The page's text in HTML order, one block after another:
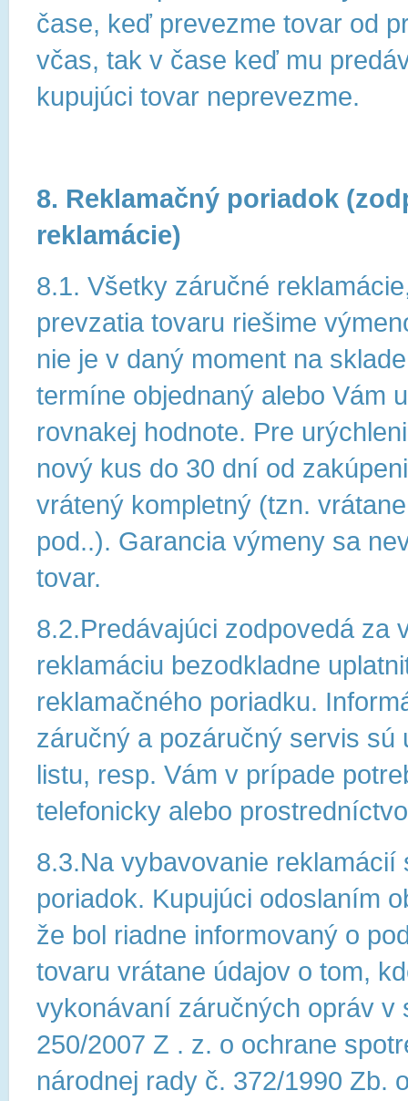
čase, keď prevezme tovar od
včas, tak v čase keď mu
kupujúci tovar neprevezme.
8. Reklamačný poriadok
reklamácie)
8.1. Všetky záručné
prevzatia tovaru riešime
nie je v daný moment na
termíne objednaný alebo Vám
rovnakej hodnote. Pre
nový kus do 30 dní od
vrátený kompletný (tzn.
pod..). Garancia výmeny sa
tovar.
8.2.Predávajúci zodpovedá za
reklamáciu bezodkladne
reklamačného poriadku.
záručný a pozáručný servis sú
listu, resp. Vám v prípade
telefonicky alebo
8.3.Na vybavovanie
poriadok. Kupujúci odoslaním
že bol riadne informovaný o
tovaru vrátane údajov o tom,
vykonávaní záručných opráv v
250/2007 Z . z. o ochrane
národnej rady č. 372/1990 Zb.